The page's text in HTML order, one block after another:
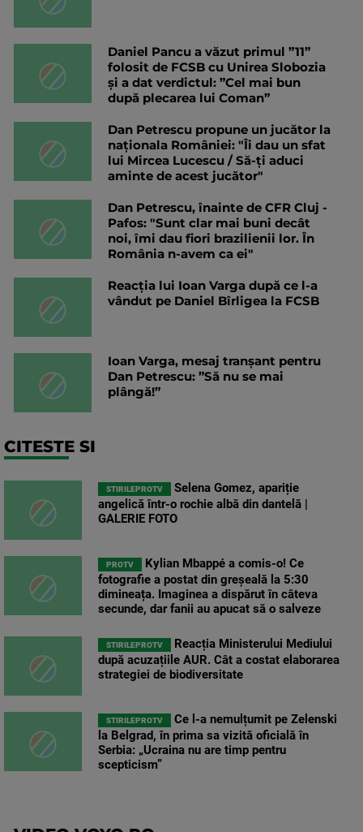
Daniel Pancu a văzut primul ”11”
folosit de FCSB cu Unirea Slobozia
și a dat verdictul: ”Cel mai bun
după plecarea lui Coman”
Dan Petrescu propune un jucător la
naționala României: "Îi dau un sfat
lui Mircea Lucescu / Să-ți aduci
aminte de acest jucător"
Dan Petrescu, înainte de CFR Cluj -
Pafos: "Sunt clar mai buni decât
noi, îmi dau fiori brazilienii lor. În
România n-avem ca ei"
Reacția lui Ioan Varga după ce l-a
vândut pe Daniel Bîrligea la FCSB
Ioan Varga, mesaj tranșant pentru
Dan Petrescu: ”Să nu se mai
plângă!”
CITESTE SI
STIRILEPROTV
Selena Gomez, apariție
angelică într-o rochie albă din dantelă |
GALERIE FOTO
PROTV
Kylian Mbappé a comis-o! Ce
fotografie a postat din greșeală la 5:30
dimineața. Imaginea a dispărut în câteva
secunde, dar fanii au apucat să o salveze
STIRILEPROTV
Reacția Ministerului Mediului
după acuzațiile AUR. Cât a costat elaborarea
strategiei de biodiversitate
STIRILEPROTV
Ce l-a nemulțumit pe Zelenski
la Belgrad, în prima sa vizită oficială în
Serbia: „Ucraina nu are timp pentru
scepticism”